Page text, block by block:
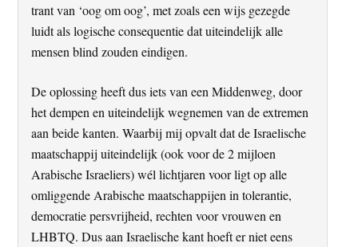
trant van ‘oog om oog’, met zoals een wijs gezegde
luidt als logische consequentie dat uiteindelijk alle
mensen blind zouden eindigen.
De oplossing heeft dus iets van een Middenweg, door
het dempen en uiteindelijk wegnemen van de extremen
aan beide kanten. Waarbij mij opvalt dat de Israelische
maatschappij uiteindelijk (ook voor de 2 mijloen
Arabische Israeliers) wél lichtjaren voor ligt op alle
omliggende Arabische maatschappijen in tolerantie,
democratie persvrijheid, rechten voor vrouwen en
LHBTQ. Dus aan Israelische kant hoeft er niet eens